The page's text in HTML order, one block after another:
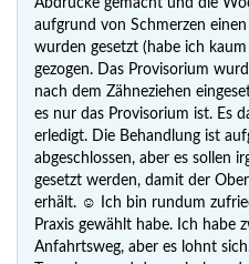
Abdrücke gemacht und die
aufgrund von Schmerzen
wurden gesetzt (habe ich
gezogen. Das Provisorium
nach dem Zähneziehen
es nur das Provisorium ist. Es
erledigt. Die Behandlung ist
abgeschlossen, aber es sollen
gesetzt werden, damit der
erhält. ☺ Ich bin rundum
Praxis gewählt habe. Ich habe
Anfahrtsweg, aber es lohnt